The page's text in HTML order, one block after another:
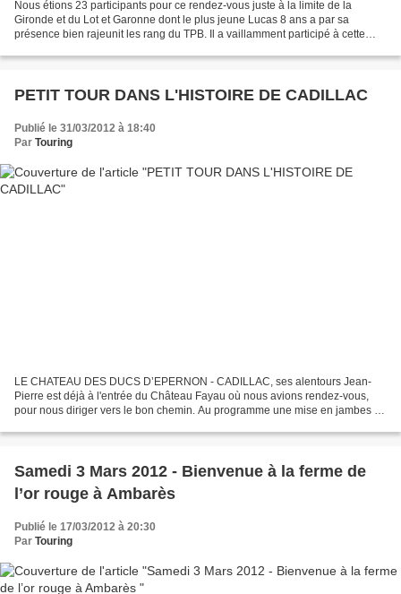
Nous étions 23 participants pour ce rendez-vous juste à la limite de la
Gironde et du Lot et Garonne dont le plus jeune Lucas 8 ans a par sa
présence bien rajeunit les rang du TPB. Il a vaillamment participé à cette
PETIT TOUR DANS L'HISTOIRE DE CADILLAC
Publié le 31/03/2012 à 18:40
Par Touring
LE CHATEAU DES DUCS D’EPERNON - CADILLAC, ses alentours Jean-
Pierre est déjà à l'entrée du Château Fayau où nous avions rendez-vous,
pour nous diriger vers le bon chemin. Au programme une mise en jambes de
Samedi 3 Mars 2012 - Bienvenue à la ferme de
l’or rouge à Ambarès
Publié le 17/03/2012 à 20:30
Par Touring